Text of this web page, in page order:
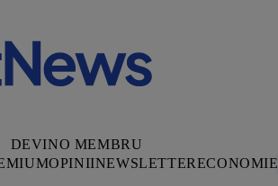
DEVINO MEMBRU
OPINIINEWSLETTERECONOMIE